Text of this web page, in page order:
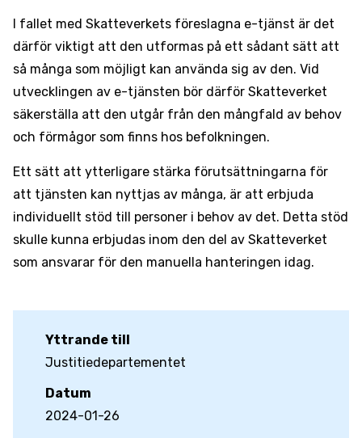
I fallet med Skatteverkets föreslagna e-tjänst är det
därför viktigt att den utformas på ett sådant sätt att
så många som möjligt kan använda sig av den. Vid
utvecklingen av e-tjänsten bör därför Skatteverket
säkerställa att den utgår från den mångfald av behov
och förmågor som finns hos befolkningen.
Ett sätt att ytterligare stärka förutsättningarna för
att tjänsten kan nyttjas av många, är att erbjuda
individuellt stöd till personer i behov av det. Detta stöd
skulle kunna erbjudas inom den del av Skatteverket
som ansvarar för den manuella hanteringen idag.
Yttrande till
Justitiedepartementet
Datum
2024-01-26